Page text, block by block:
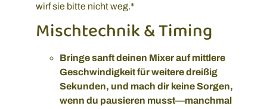
wirf sie bitte nicht weg.*
Mischtechnik & Timing
Bringe sanft deinen Mixer auf mittlere
Geschwindigkeit für weitere dreißig
Sekunden, und mach dir keine Sorgen,
wenn du pausieren musst—manchmal